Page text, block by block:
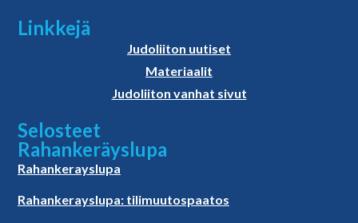
Linkkejä
Judoliiton uutiset
Materiaalit
Judoliiton vanhat sivut
Selosteet
Rahankeräyslupa
Rahankerayslupa
Rahankerayslupa: tilimuutospaatos